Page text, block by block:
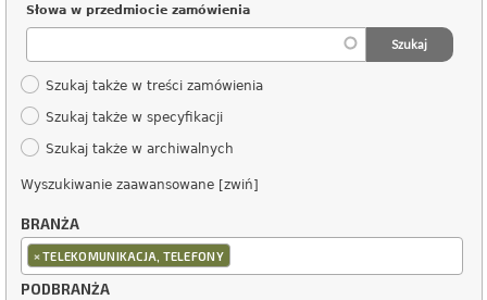
Słowa w przedmiocie zamówienia
Szukaj także w treści zamówienia
Szukaj także w specyfikacji
Szukaj także w archiwalnych
Wyszukiwanie zaawansowane [zwiń]
BRANŻA
×TELEKOMUNIKACJA, TELEFONY
PODBRANŻA